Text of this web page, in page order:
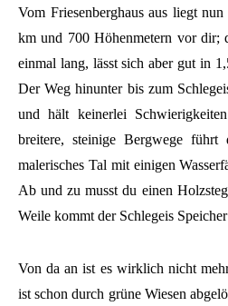
Vom Friesenberghaus aus liegt
km und 700 Höhenmetern vor dir;
einmal lang, lässt sich aber gut in
Der Weg hinunter bis zum
und hält keinerlei
breitere, steinige Bergwege führt
malerisches Tal mit einigen
Ab und zu musst du einen
Weile kommt der Schlegeis
Von da an ist es wirklich nicht
ist schon durch grüne Wiesen